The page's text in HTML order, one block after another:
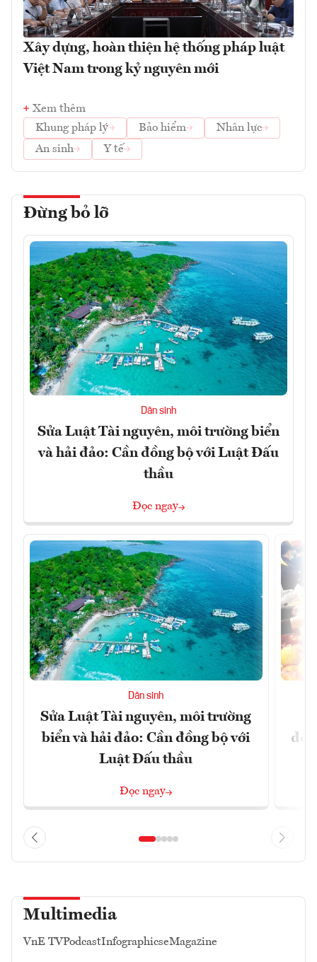
Xây dựng, hoàn thiện hệ thống pháp luật
Việt Nam trong kỷ nguyên mới
Xem thêm
Khung pháp lý
Bảo hiểm
Nhân lực
An sinh
Y tế
Đừng bỏ lỡ
Dân sinh
Sửa Luật Tài nguyên, môi trường biển
và hải đảo: Cần đồng bộ với Luật Đấu
thầu
Đọc ngay
Dân sinh
Sửa Luật Tài nguyên, môi trường
biển và hải đảo: Cần đồng bộ với
Luật Đấu thầu
Đọc ngay
Multimedia
VnE TVPodcastInfographicseMagazine